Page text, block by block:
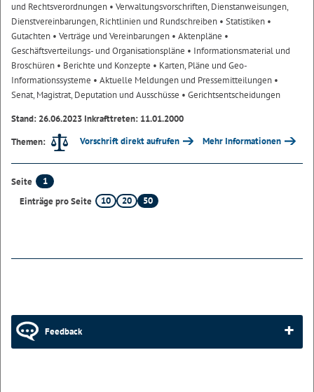
und Rechtsverordnungen • Verwaltungsvorschriften, Dienstanweisungen,
Dienstvereinbarungen, Richtlinien und Rundschreiben • Statistiken •
Gutachten • Verträge und Vereinbarungen • Aktenpläne •
Geschäftsverteilungs- und Organisationspläne • Informationsmaterial und
Broschüren • Berichte und Konzepte • Karten, Pläne und Geo-
Informationssysteme • Aktuelle Meldungen und Pressemitteilungen •
Senat, Magistrat, Deputation und Ausschüsse • Gerichtsentscheidungen
Stand: 26.06.2023 Inkrafttreten: 11.01.2000
Themen:
Vorschrift direkt aufrufen Mehr Informationen
Seite
1
Einträge pro Seite
10 20 50
Feedback